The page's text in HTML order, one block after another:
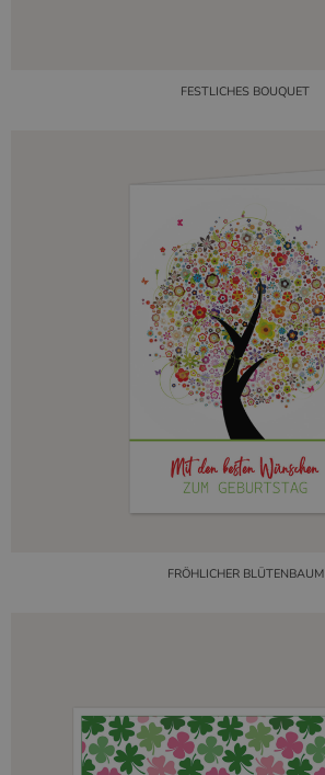
FESTLICHES BOUQUET
FRÖHLICHER BLÜTENBAUM